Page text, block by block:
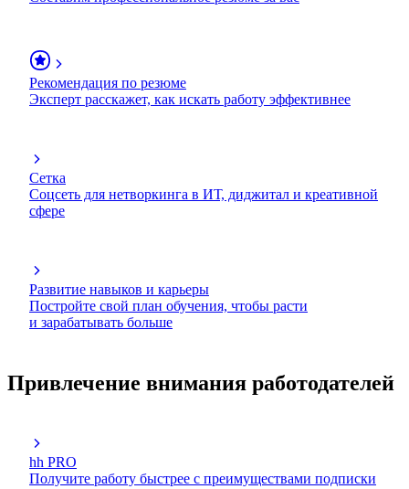
Рекомендация по резюме
Эксперт расскажет, как искать работу эффективнее
Сетка
Соцсеть для нетворкинга в ИТ, диджитал и креативной
сфере
Развитие навыков и карьеры
Постройте свой план обучения, чтобы расти
и зарабатывать больше
Привлечение внимания работодателей
hh PRO
Получите работу быстрее с преимуществами подписки